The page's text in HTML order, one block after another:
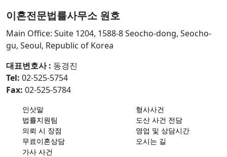
이혼전문법률사무소 원호
Main Office: Suite 1204, 1588-8 Seocho-dong, Seocho-
gu, Seoul, Republic of Korea
대표변호사 : 동경진
Tel: 02-525-5754
Fax: 02-525-5784
인삿말
법률지원팀
의뢰 시 장점
무료이혼상담
가사 사건
형사사건
도산 사건 전담
영업 및 상담시간
오시는 길